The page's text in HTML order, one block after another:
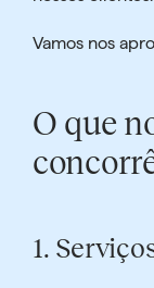
Vamos nos
O que
1.